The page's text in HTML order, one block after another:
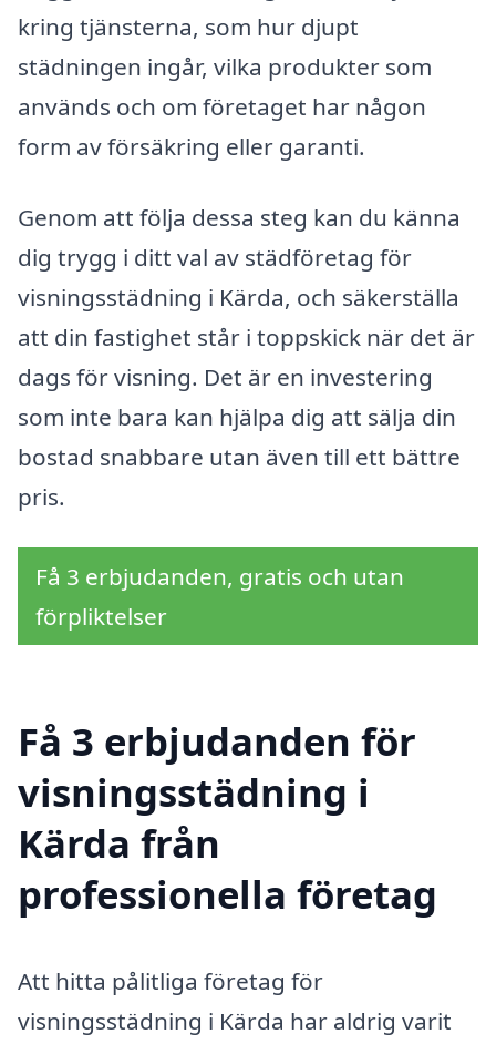
kring tjänsterna, som hur djupt
städningen ingår, vilka produkter som
används och om företaget har någon
form av försäkring eller garanti.
Genom att följa dessa steg kan du känna
dig trygg i ditt val av städföretag för
visningsstädning i Kärda, och säkerställa
att din fastighet står i toppskick när det är
dags för visning. Det är en investering
som inte bara kan hjälpa dig att sälja din
bostad snabbare utan även till ett bättre
pris.
Få 3 erbjudanden, gratis och utan
förpliktelser
Få 3 erbjudanden för
visningsstädning i
Kärda från
professionella företag
Att hitta pålitliga företag för
visningsstädning i Kärda har aldrig varit